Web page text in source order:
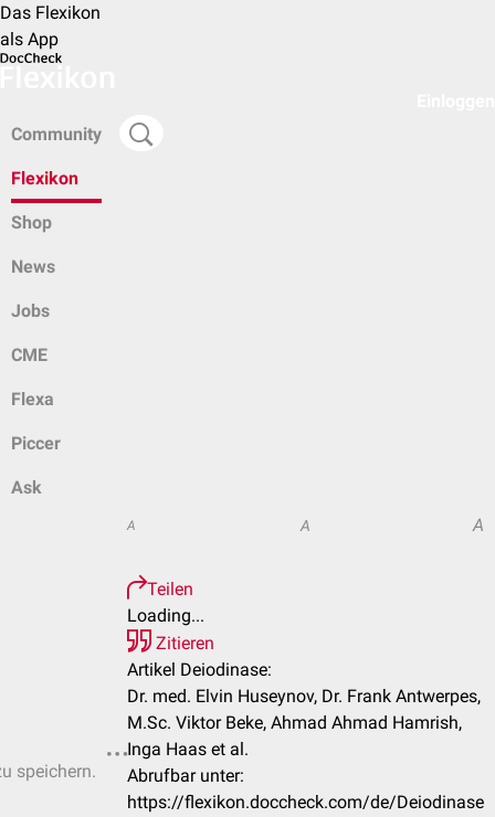
Das Flexikon
als App
Community
Flexikon
Shop
News
Jobs
CME
Flexa
Piccer
Ask
speichern.
A A A
Teilen
Loading...
Zitieren
Artikel Deiodinase:
Dr. med. Elvin Huseynov, Dr. Frank Antwerpes,
M.Sc. Viktor Beke, Ahmad Ahmad Hamrish,
Inga Haas et al.
Abrufbar unter:
https://flexikon.doccheck.com/de/Deiodinase